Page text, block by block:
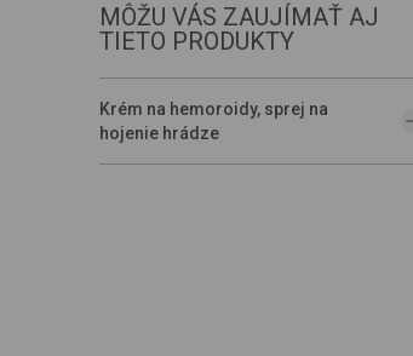
MÔŽU VÁS ZAUJÍMAŤ AJ
TIETO PRODUKTY
Krém na hemoroidy, sprej na
hojenie hrádze